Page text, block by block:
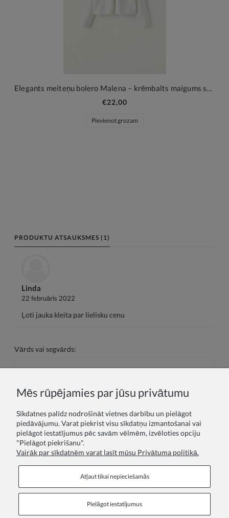
Elegants meiteņu bolero Malena – krēmbalts maigums svētku brīžiem
€22,00
Pievienot grozam
PRODUKTU ATSAUKSMES (1)
Linda
22 februāris 2022
Ļoti jauka kleita par lielisku cenu
Vārds vai segvārds:
Jūsu atsauksme:
Sūtīt
Mēs rūpējamies par jūsu privātumu
Sīkdatnes palīdz nodrošināt vietnes darbību un pielāgot
piedāvājumu. Varat piekrist visu sīkdatņu izmantošanai vai
pielāgot iestatījumus pēc savām vēlmēm, izvēloties opciju
"Pielāgot piekrišanu".
Vairāk par sīkdatnēm varat lasīt mūsu Privātuma politikā.
Atļaut tikai nepieciešamās
Pielāgot iestatījumus